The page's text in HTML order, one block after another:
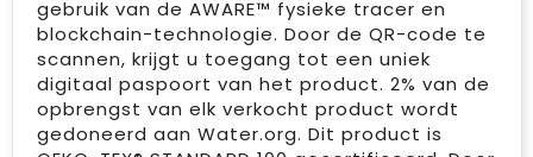
gebruik van de AWARE™ fysieke tracer en
blockchain-technologie. Door de QR-code te
scannen, krijgt u toegang tot een uniek
digitaal paspoort van het product. 2% van de
opbrengst van elk verkocht product wordt
gedoneerd aan Water.org. Dit product is